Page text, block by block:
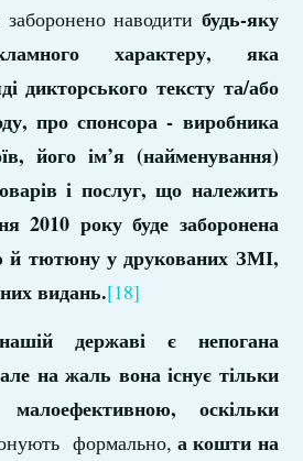
заборонено наводити будь-яку
характеру, яка
дикторського тексту та/або
про спонсора - виробника
його ім’я (найменування)
і послуг, що належить
2010 року буде заборонена
й тютюну у друкованих ЗМІ,
видань.[18]
державі є непогана
на жаль вона існує тільки
, оскільки
формально,а кошти на